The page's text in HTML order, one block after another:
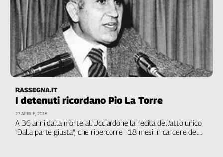
RASSEGNA.IT
I detenuti ricordano Pio La Torre
A 36 anni dalla morte all'Ucciardone la recita dell'atto unico
"Dalla parte giusta", che ripercorre i 18 mesi in carcere del
27 APRILE, 2018